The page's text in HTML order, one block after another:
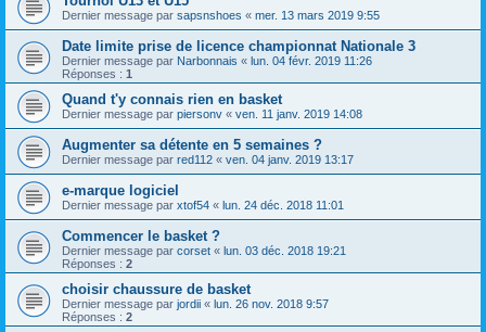
Dernier message par sapsnshoes « mer. 13 mars 2019 9:55
Date limite prise de licence championnat Nationale 3
Dernier message par Narbonnais « lun. 04 févr. 2019 11:26
Réponses : 1
Quand t'y connais rien en basket
Dernier message par piersonv « ven. 11 janv. 2019 14:08
Augmenter sa détente en 5 semaines ?
Dernier message par red112 « ven. 04 janv. 2019 13:17
e-marque logiciel
Dernier message par xtof54 « lun. 24 déc. 2018 11:01
Commencer le basket ?
Dernier message par corset « lun. 03 déc. 2018 19:21
Réponses : 2
choisir chaussure de basket
Dernier message par jordii « lun. 26 nov. 2018 9:57
Réponses : 2